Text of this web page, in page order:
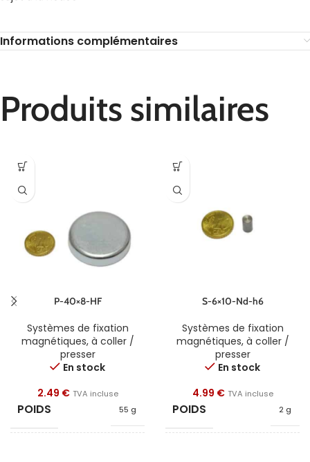
Informations complémentaires
Produits similaires
P-40×8-HF
Systèmes de fixation
magnétiques, à coller /
presser
En stock
2.49 € TVA incluse
POIDS 55 g
S-6×10-Nd-h6
Systèmes de fixation
magnétiques, à coller /
presser
En stock
4.99 € TVA incluse
POIDS 2 g